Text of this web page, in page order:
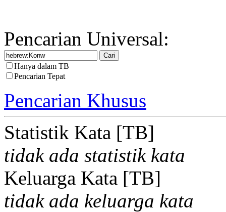
Pencarian Universal:
Hanya dalam TB
Pencarian Tepat
Pencarian Khusus
Statistik Kata [TB]
tidak ada statistik kata
Keluarga Kata [TB]
tidak ada keluarga kata